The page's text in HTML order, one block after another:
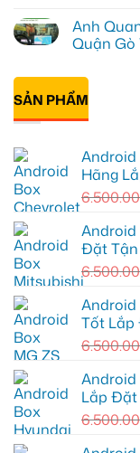
giải
trí
cho
Ford
Everest
Thủ
Đức
cần
ánh
sáng
lắp
Camera
hành
ô
Suzuki
XL7
tại
ghi
mọi
cung
đường
bình
luận
ở
Kiên
Android
Box
cho
tại
Quận
xem
Youtube
Anh
Quận Gò
có
luận
ở
Anh
Android
box
Geely
EX2
tại
Quận
Gò
Vấp
xem
YouTube
dẫn
đường
SẢN PHẨM
Android
Hãng
Android
Đặt Tận
Android
Tốt Lắp
Android
Lắp Đặt